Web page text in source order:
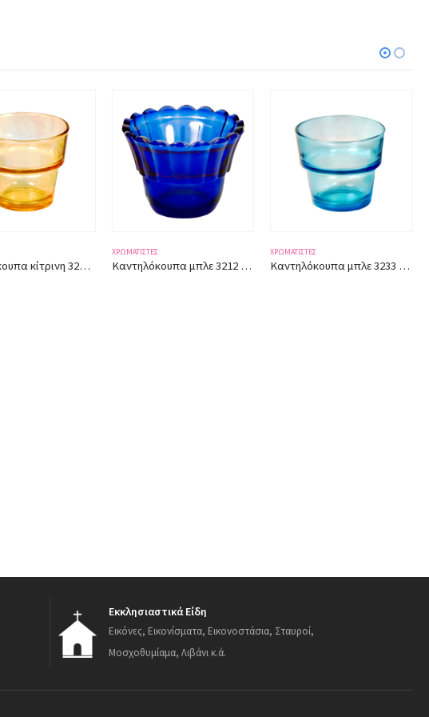
Καντηλόκουπα μπλε 3212 ύψος 6εκ.
ΧΡΩΜΑΤΙΣΤΈΣ
Καντηλόκουπα μπλε 3233 ύψος 5,50εκ.
ΧΡΩΜΑΤΙΣΤΈΣ
Καντηλόκουπα σατινέ 3221 ύψος 6,50εκ.
Εκκλησιαστικά Είδη
Εικόνες, Εικονίσματα, Εικονοστάσια, Σταυροί,
Μοσχοθυμίαμα, Λιβάνι κ.ά.